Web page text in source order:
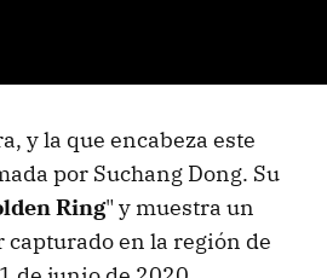
y la que encabeza este
por Suchang Dong. Su
Ring" y muestra un
en la región de